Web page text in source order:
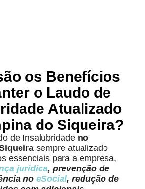
os Benefícios
o Laudo de
Atualizado
do Siqueira?
de Insalubridade no
sempre atualizado
essenciais para a empresa,
jurídica, prevenção de
noeSocial, redução de